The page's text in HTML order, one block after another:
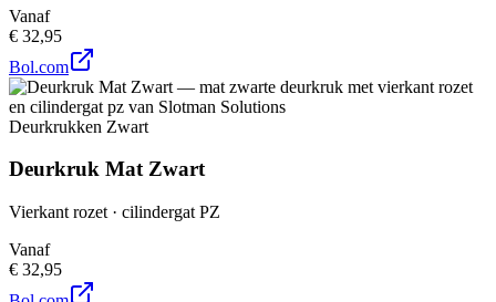
Vanaf
€ 32,95
Bol.com
Deurkrukken Zwart
Deurkruk Mat Zwart
Vierkant rozet · cilindergat PZ
Vanaf
€ 32,95